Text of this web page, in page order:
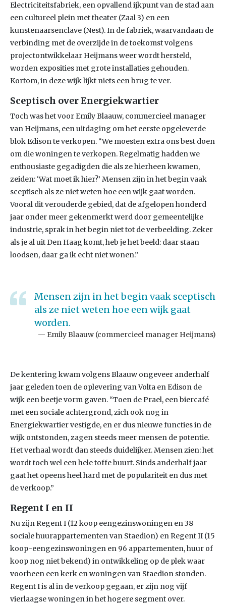
Electriciteitsfabriek, een opvallend ijkpunt van de stad aan
een cultureel plein met theater (Zaal 3) en een
kunstenaarsenclave (Nest). In de fabriek, waarvandaan de
verbinding met de overzijde in de toekomst volgens
projectontwikkelaar Heijmans weer wordt hersteld,
worden exposities met grote installaties gehouden.
Kortom, in deze wijk lijkt niets een brug te ver.
Sceptisch over Energiekwartier
Toch was het voor Emily Blaauw, commercieel manager
van Heijmans, een uitdaging om het eerste opgeleverde
blok Edison te verkopen. “We moesten extra ons best doen
om die woningen te verkopen. Regelmatig hadden we
enthousiaste gegadigden die als ze hierheen kwamen,
zeiden: ‘Wat moet ik hier?’ Mensen zijn in het begin vaak
sceptisch als ze niet weten hoe een wijk gaat worden.
Vooral dit verouderde gebied, dat de afgelopen honderd
jaar onder meer gekenmerkt werd door gemeentelijke
industrie, sprak in het begin niet tot de verbeelding. Zeker
als je al uit Den Haag komt, heb je het beeld: daar staan
loodsen, daar ga ik echt niet wonen.”
Mensen zijn in het begin vaak sceptisch
als ze niet weten hoe een wijk gaat
worden.
Emily Blaauw (commercieel manager Heijmans)
De kentering kwam volgens Blaauw ongeveer anderhalf
jaar geleden toen de oplevering van Volta en Edison de
wijk een beetje vorm gaven. “Toen de Prael, een biercafé
met een sociale achtergrond, zich ook nog in
Energiekwartier vestigde, en er dus nieuwe functies in de
wijk ontstonden, zagen steeds meer mensen de potentie.
Het verhaal wordt dan steeds duidelijker. Mensen zien: het
wordt toch wel een hele toffe buurt. Sinds anderhalf jaar
gaat het opeens heel hard met de populariteit en dus met
de verkoop.”
Regent I en II
Nu zijn Regent I (12 koop eengezinswoningen en 38
sociale huurappartementen van Staedion) en Regent II (15
koop-eengezinswoningen en 96 appartementen, huur of
koop nog niet bekend) in ontwikkeling op de plek waar
voorheen een kerk en woningen van Staedion stonden.
Regent I is al in de verkoop gegaan, er zijn nog vijf
vierlaagse woningen in het hogere segment over.